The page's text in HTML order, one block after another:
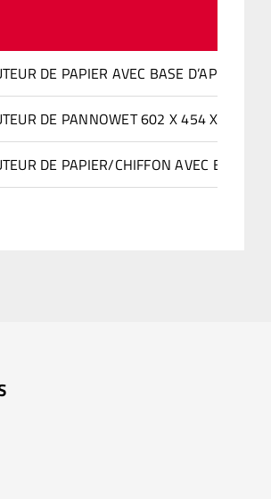
DE PAPIER AVEC BASE D’APPUI
DE PANNOWET 602 X 454 X H. 1
DE PAPIER/CHIFFON AVEC BASE